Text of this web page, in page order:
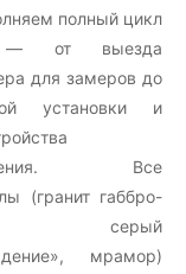
полный цикл
— от выезда
для замеров до
установки и
Все
(гранит габбро-
серый
мрамор)